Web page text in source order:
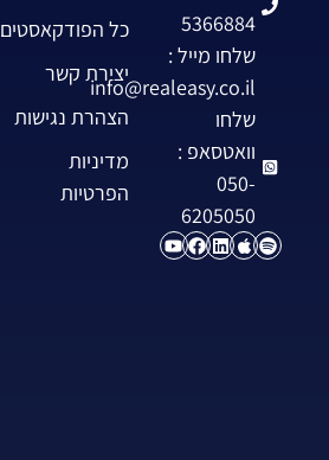
5366884
שלחו מייל :
info@realeasy.co.il
שלחו
וואטסאפ :
050-
6205050
כל הפודקאסטים
יצירת קשר
הצהרת נגישות
מדיניות
הפרטיות